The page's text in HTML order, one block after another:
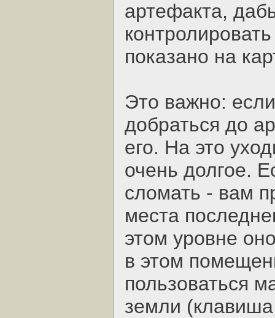
артефакта,
показано на
Это важно:
добраться до
его. На это
очень долгое.
сломать - вам
места
этом уровне
в этом
пользоваться
земли